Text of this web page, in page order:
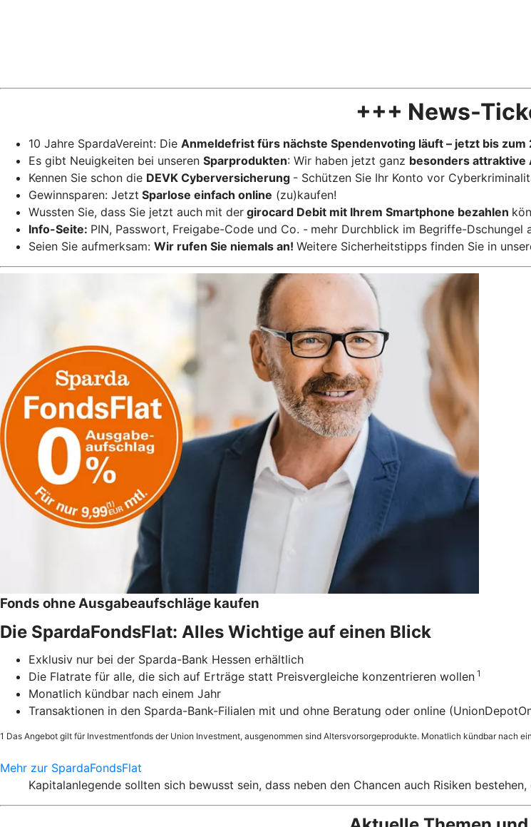
+++ News-
10 Jahre SpardaVereint: Die Anmeldefrist fürs nächste Spendenvoting läuft – jetzt bis
Es gibt Neuigkeiten bei unseren Sparprodukten: Wir haben jetzt ganz besonders attraktive
Kennen Sie schon die DEVK Cyberversicherung - Schützen Sie Ihr Konto vor
Gewinnsparen: Jetzt Sparlose einfach online (zu)kaufen!
Wussten Sie, dass Sie jetzt auch mit der girocard Debit mit Ihrem Smartphone bezahlen
Info-Seite: PIN, Passwort, Freigabe-Code und Co. - mehr Durchblick im Begriffe-Dschungel
Seien Sie aufmerksam: Wir rufen Sie niemals an! Weitere Sicherheitstipps finden Sie in
Fonds ohne Ausgabeaufschläge kaufen
Die SpardaFondsFlat: Alles Wichtige auf einen Blick
Exklusiv nur bei der Sparda-Bank Hessen erhältlich
Die Flatrate für alle, die sich auf Erträge statt Preisvergleiche konzentrieren wollen 1
Monatlich kündbar nach einem Jahr
Transaktionen in den Sparda-Bank-Filialen mit und ohne Beratung oder online
1 Das Angebot gilt für Investmentfonds der Union Investment, ausgenommen sind Altersvorsorgeprodukte. Monatlich kündbar nach
Mehr zur SpardaFondsFlat
Kapitalanlegende sollten sich bewusst sein, dass neben den Chancen auch Risiken